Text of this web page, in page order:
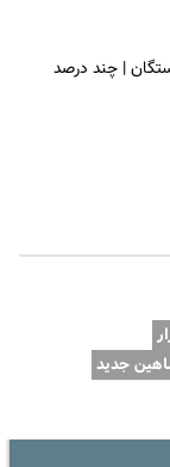
| چند درصد
جدید